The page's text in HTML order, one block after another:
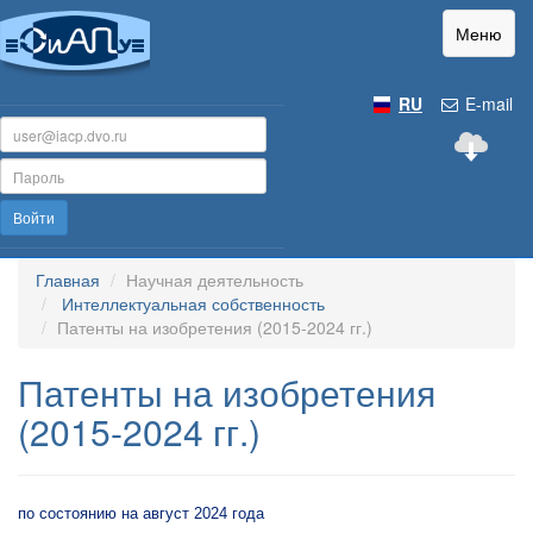
Меню
E-mail
RU
Войти
Главная
Научная деятельность
Интеллектуальная собственность
Патенты на изобретения (2015-2024 гг.)
Патенты на изобретения
(2015-2024 гг.)
по состоянию на август 2024 года